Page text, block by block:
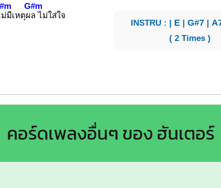
ม่มีเหตุผ
G#m
ล ไม่ใส่ใจ
INSTRU : | E| G#7|
( 2 Times )
คอร์ดเพลงอื่นๆ ของ ฮันเตอร์